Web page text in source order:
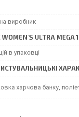
виробник
WOMEN'S ULTRA MEGA
в упаковці
харчова банку,